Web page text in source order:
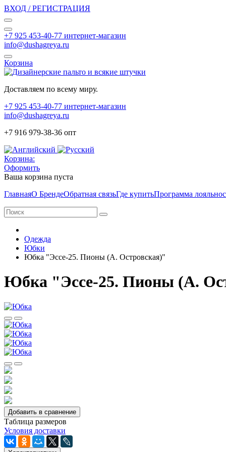
ВХОД / РЕГИСТРАЦИЯ
+7 925 453-40-77 интернет-магазин
info@dushagreya.ru
Корзина
Доставляем по всему миру.
+7 925 453-40-77 интернет-магазин
info@dushagreya.ru
+7 916 979-38-36 опт
Корзина:
Оформить
Ваша корзина пуста
ГлавнаяО БрендеОбратная связьГде купитьПрограмма
Одежда
Юбки
Юбка "Эссе-25. Пионы (А. Островская)"
Юбка "Эссе-25. Пионы (А.
Добавить в сравнение
Таблица размеров
Условия доставки